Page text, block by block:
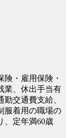
・雇用保険・
業、休出手当有
交通費支給、
服着用の職場の
、定年満60歳